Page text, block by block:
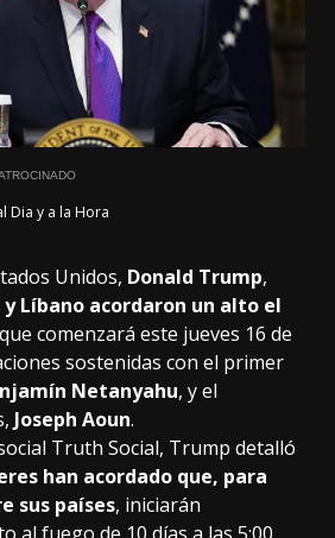
Dia y a la Hora
Unidos, Donald Trump,
y Líbano acordaron un alto el
comenzará este jueves 16 de
sostenidas con el primer
Netanyahu, y el
Joseph Aoun.
Truth Social, Trump detalló
han acordado que, para
sus países, iniciarán
al fuego de 10 días a las 5:00